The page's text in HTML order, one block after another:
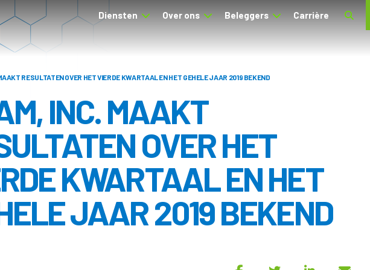
Diensten Over ons Beleggers Carrière
RESULTATEN OVER HET VIERDE KWARTAAL EN HET GEHELE JAAR 2019 BEKEND
INC. MAAKT
OVER HET
KWARTAAL EN HET
JAAR 2019 BEKEND